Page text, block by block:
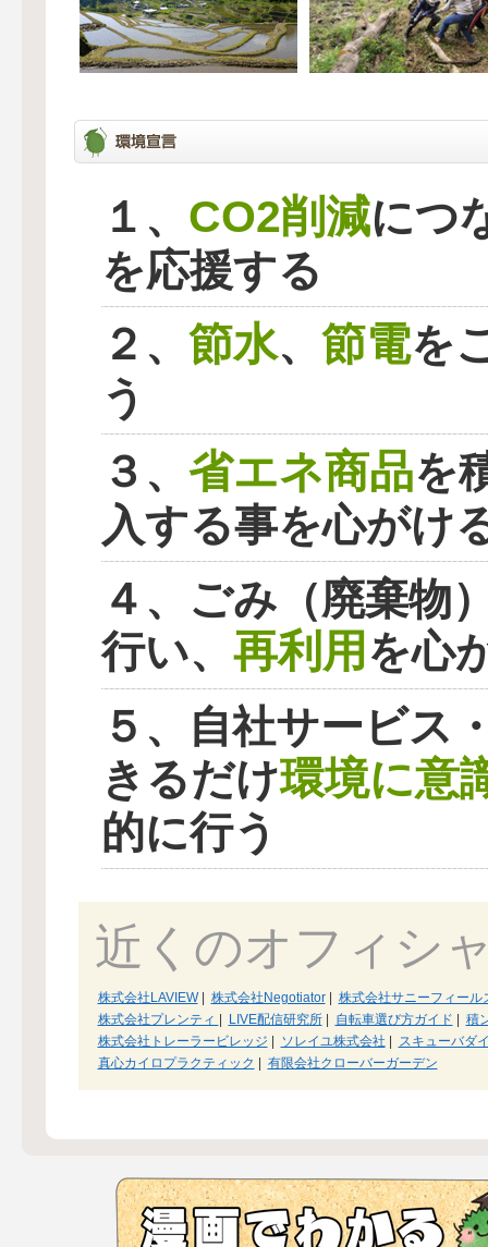
１、 CO2削減につ
を応援する
２、 節水、 節電を
う
３、 省エネ商品を
入する事を心がけ
４、ごみ（廃棄物
行い、 再利用 を心
５、自社サービス
きるだけ環境に意
的に行う
近くのオフィシ
株式会社LAVIEW| 株式会社Negotiator| 株式会社サニーフィール
株式会社プレンティ | LIVE配信研究所| 自転車選び方ガイド | 積
株式会社トレーラービレッジ | ソレイユ株式会社 | スキューバダ
真心カイロプラクティック | 有限会社クローバーガーデン